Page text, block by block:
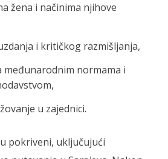
žena i načinima njihove
i kritičkog razmišljanja,
međunarodnim normama i
u zajednici.
pokriveni, uključujući